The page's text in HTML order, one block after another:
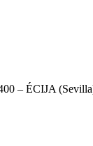
– ÉCIJA